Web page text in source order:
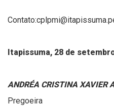
Itapissuma, 28 de
ANDRÉA CRISTINA XAVIER
Pregoeira